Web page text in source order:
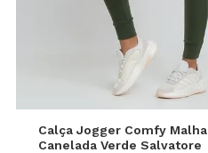
M G
Calça Jogger Comfy Malha
Canelada Verde Salvatore